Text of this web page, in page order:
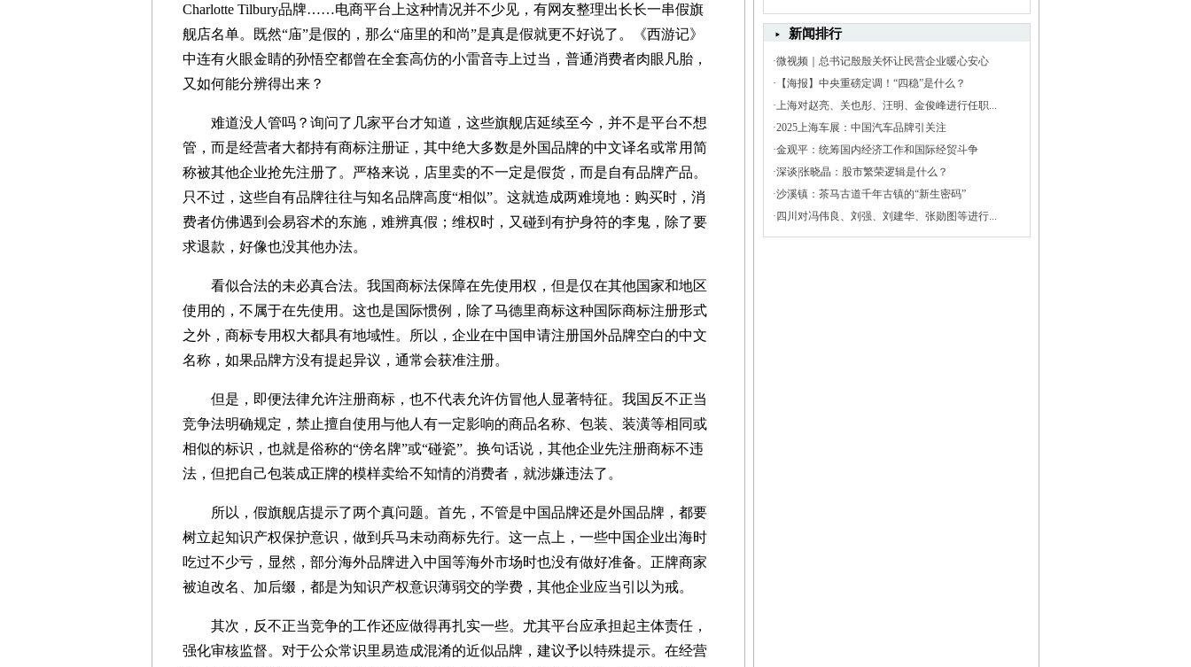
Charlotte Tilbury品牌……电商平台上这种情况并不少见，有网友整理出长长一串假旗
舰店名单。既然“庙”是假的，那么“庙里的和尚”是真是假就更不好说了。《西游记》
中连有火眼金睛的孙悟空都曾在全套高仿的小雷音寺上过当，普通消费者肉眼凡胎，
又如何能分辨得出来？
难道没人管吗？询问了几家平台才知道，这些旗舰店延续至今，并不是平台不想
管，而是经营者大都持有商标注册证，其中绝大多数是外国品牌的中文译名或常用简
称被其他企业抢先注册了。严格来说，店里卖的不一定是假货，而是自有品牌产品。
只不过，这些自有品牌往往与知名品牌高度“相似”。这就造成两难境地：购买时，消
费者仿佛遇到会易容术的东施，难辨真假；维权时，又碰到有护身符的李鬼，除了要
求退款，好像也没其他办法。
看似合法的未必真合法。我国商标法保障在先使用权，但是仅在其他国家和地区
使用的，不属于在先使用。这也是国际惯例，除了马德里商标这种国际商标注册形式
之外，商标专用权大都具有地域性。所以，企业在中国申请注册国外品牌空白的中文
名称，如果品牌方没有提起异议，通常会获准注册。
但是，即便法律允许注册商标，也不代表允许仿冒他人显著特征。我国反不正当
竞争法明确规定，禁止擅自使用与他人有一定影响的商品名称、包装、装潢等相同或
相似的标识，也就是俗称的“傍名牌”或“碰瓷”。换句话说，其他企业先注册商标不违
法，但把自己包装成正牌的模样卖给不知情的消费者，就涉嫌违法了。
所以，假旗舰店提示了两个真问题。首先，不管是中国品牌还是外国品牌，都要
树立起知识产权保护意识，做到兵马未动商标先行。这一点上，一些中国企业出海时
吃过不少亏，显然，部分海外品牌进入中国等海外市场时也没有做好准备。正牌商家
被迫改名、加后缀，都是为知识产权意识薄弱交的学费，其他企业应当引以为戒。
其次，反不正当竞争的工作还应做得再扎实一些。尤其平台应承担起主体责任，
强化审核监督。对于公众常识里易造成混淆的近似品牌，建议予以特殊提示。在经营
新闻排行
·微视频｜总书记殷殷关怀让民营企业暖心安心
· 【海报】中央重磅定调！“四稳”是什么？
·上海对赵亮、关也彤、汪明、金俊峰进行任职...
·2025上海车展：中国汽车品牌引关注
·金观平：统筹国内经济工作和国际经贸斗争
·深谈|张晓晶：股市繁荣逻辑是什么？
·沙溪镇：茶马古道千年古镇的“新生密码”
· 四川对冯伟良、刘强、刘建华、张勋图等进行...